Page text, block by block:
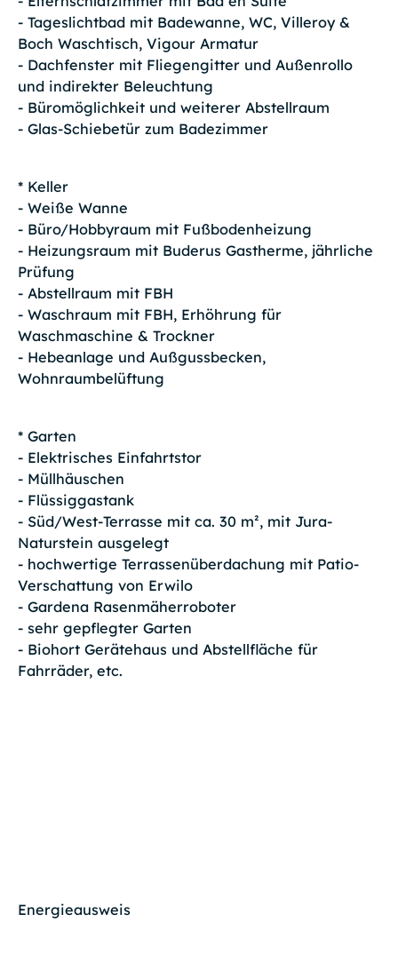
- Tageslichtbad mit Badewanne, WC, Villeroy &
Boch Waschtisch, Vigour Armatur
- Dachfenster mit Fliegengitter und Außenrollo
und indirekter Beleuchtung
- Büromöglichkeit und weiterer Abstellraum
- Glas-Schiebetür zum Badezimmer
* Keller
- Weiße Wanne
- Büro/Hobbyraum mit Fußbodenheizung
- Heizungsraum mit Buderus Gastherme, jährliche
Prüfung
- Abstellraum mit FBH
- Waschraum mit FBH, Erhöhrung für
Waschmaschine & Trockner
- Hebeanlage und Außgussbecken,
Wohnraumbelüftung
* Garten
- Elektrisches Einfahrtstor
- Müllhäuschen
- Flüssiggastank
- Süd/West-Terrasse mit ca. 30 m², mit Jura-
Naturstein ausgelegt
- hochwertige Terrassenüberdachung mit Patio-
Verschattung von Erwilo
- Gardena Rasenmäherroboter
- sehr gepflegter Garten
- Biohort Gerätehaus und Abstellfläche für
Fahrräder, etc.
Energieausweis